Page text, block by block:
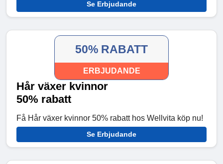
Se Erbjudande
50% RABATT
ERBJUDANDE
Hår växer kvinnor
50% rabatt
Få Hår växer kvinnor 50% rabatt hos Wellvita köp nu!
Se Erbjudande